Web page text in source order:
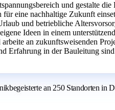
und gestalte
eine nachhaltige Zukunft
und betriebliche
Ideen in einem
an zukunftsweisenden
Erfahrung in der Bauleitung
an 250 Standorten